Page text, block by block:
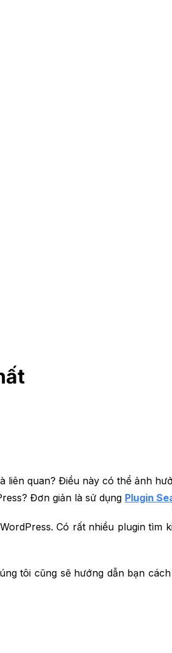
quan? Điều này có thể ảnh
Đơn giản là sử dụng Plugin
Có rất nhiều plugin tìm
tôi cũng sẽ hướng dẫn bạn